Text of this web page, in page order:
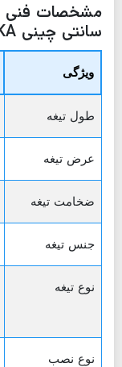
سانتی چینی ALESKA
ویژگی
طول تیغه
عرض تیغه
ضخامت تیغه
جنس تیغه
نوع تیغه
نوع نصب